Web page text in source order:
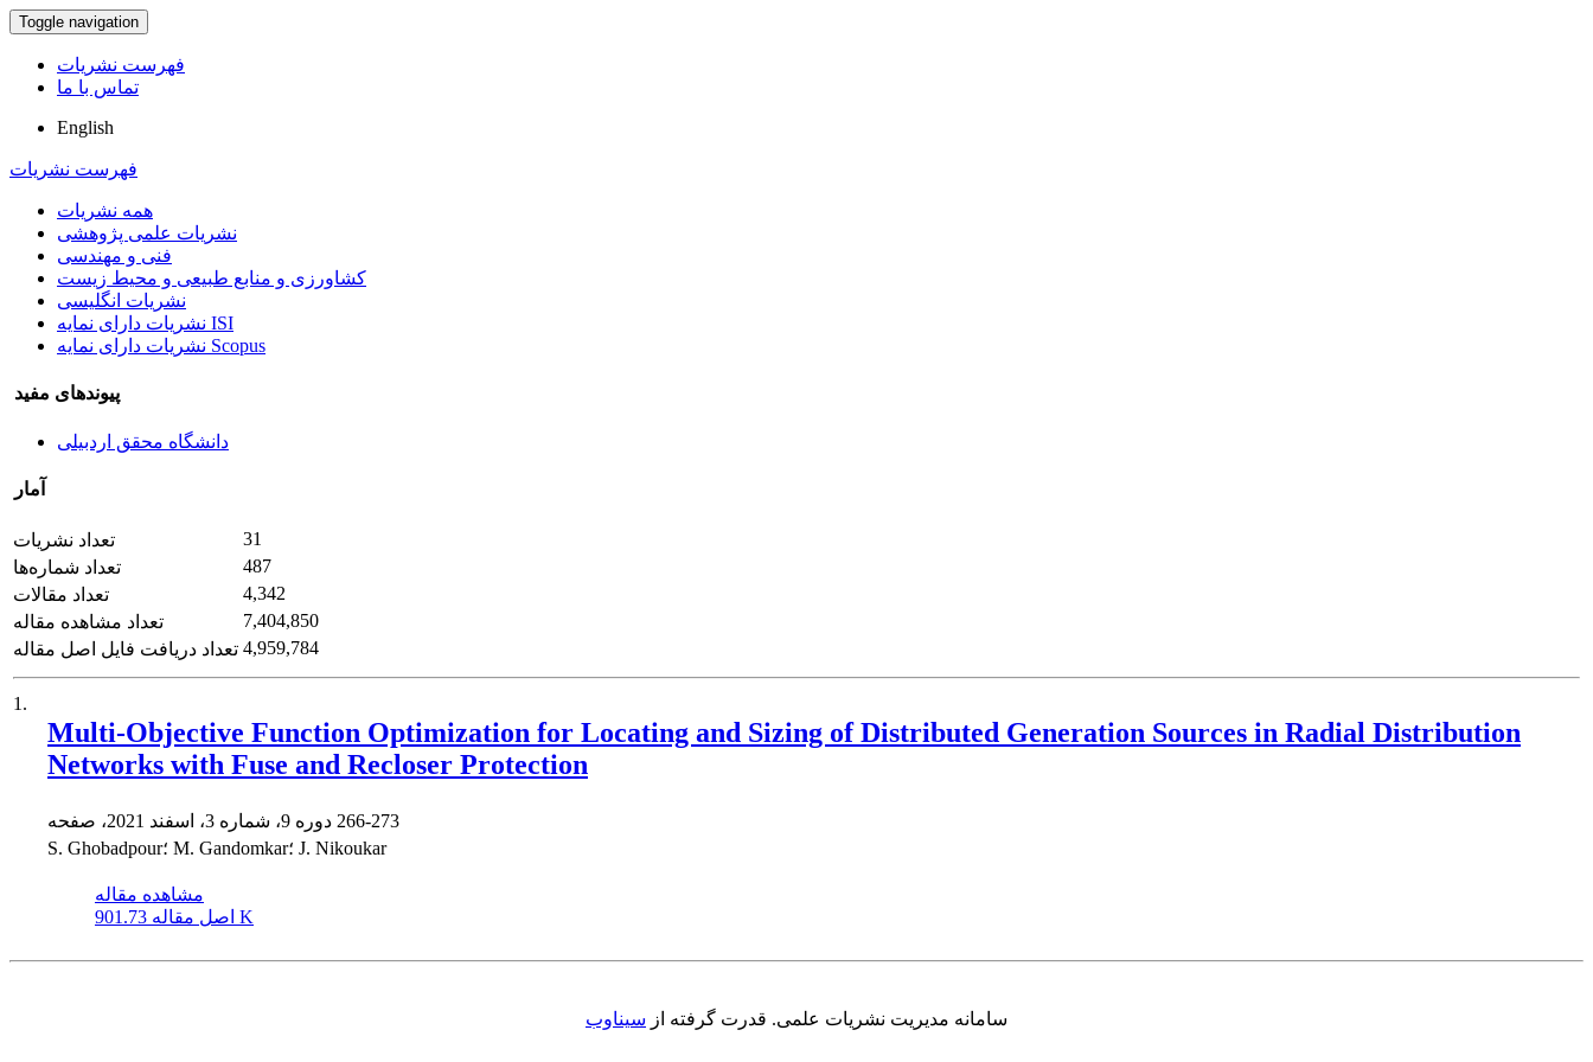
Toggle navigation
فهرست نشریات
تماس با ما
English
فهرست نشریات
همه نشریات
نشریات علمی پژوهشی
فنی و مهندسی
کشاورزی و منابع طبیعی و محیط زیست
نشریات انگلیسی
نشریات دارای نمایه ISI
نشریات دارای نمایه Scopus
پیوندهای مفید
دانشگاه محقق اردبیلی
آمار
تعداد نشریات
31
تعداد شماره‌ها
487
تعداد مقالات
4,342
تعداد مشاهده مقاله
7,404,850
تعداد دریافت فایل اصل مقاله 4,959,784
1.
Multi-Objective Function Optimization for Locating and Sizing of Distributed ‎Generation Sources in Radial Distribution
Networks with Fuse and Recloser ‎Protection
266-273
S. Ghobadpour؛ M. Gandomkar؛ J. Nikoukar
مشاهده مقاله
اصل مقاله 901.73 K
سامانه مدیریت نشریات علمی. قدرت گرفته از سیناوب